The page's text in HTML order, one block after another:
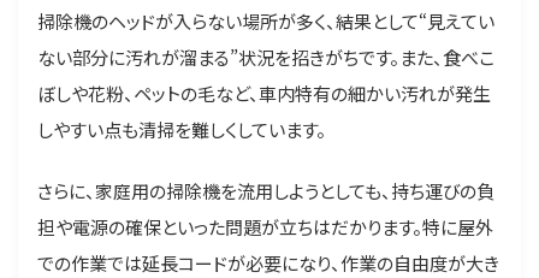
掃除機のヘッドが入らない場所が多く、結果として“見えてい
ない部分に汚れが溜まる”状況を招きがちです。また、食べこ
ぼしや花粉、ペットの毛など、車内特有の細かい汚れが発生
しやすい点も清掃を難しくしています。
さらに、家庭用の掃除機を流用しようとしても、持ち運びの負
担や電源の確保といった問題が立ちはだかります。特に屋外
での作業では延長コードが必要になり、作業の自由度が大き